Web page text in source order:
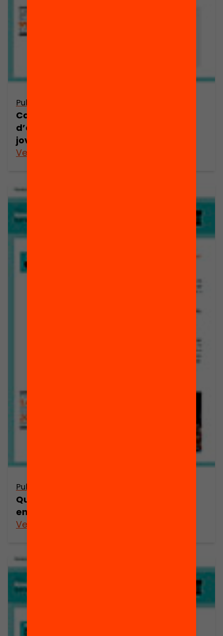
Publicació
Com podem millorar les oportunitats
d’aprenentatge dels nostres infants i
joves?
Veure’n més
Publicació
Quin és el rol del lideratge en els
entorns d’aprenentatge innovadors?
Veure’n més